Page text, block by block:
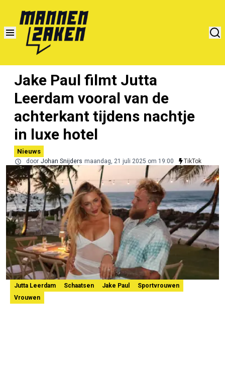
Jake Paul filmt Jutta
Leerdam vooral van de
achterkant tijdens nachtje
in luxe hotel
Nieuws
door Johan Snijders maandag, 21 juli 2025 om 19:00 TikTok
Jutta Leerdam Schaatsen Jake Paul
Sportvrouwen
Vrouwen